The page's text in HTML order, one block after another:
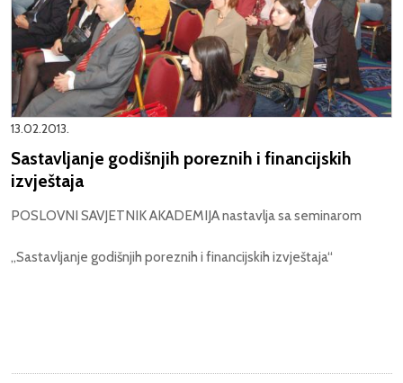
13.02.2013.
Sastavljanje godišnjih poreznih i financijskih
izvještaja
POSLOVNI SAVJETNIK AKADEMIJA nastavlja sa seminarom
„Sastavljanje godišnjih poreznih i financijskih izvještaja“